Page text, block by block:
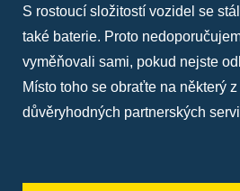
S rostoucí složitostí vozidel se
také baterie. Proto
vyměňovali sami, pokud nejste
Místo toho se obraťte na některý
důvěryhodných partnerských